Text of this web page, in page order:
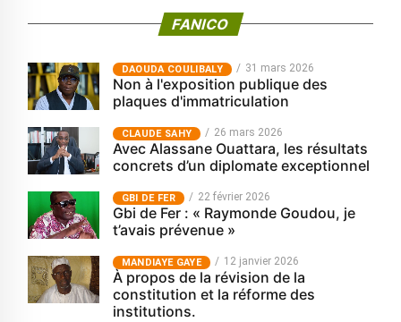
FANICO
‎DAOUDA COULIBALY 31 mars 2026
Non à l'exposition publique des
plaques d'immatriculation
CLAUDE SAHY 26 mars 2026
Avec Alassane Ouattara, les résultats
concrets d’un diplomate exceptionnel
GBI DE FER 22 février 2026
Gbi de Fer : « Raymonde Goudou, je
t’avais prévenue »
MANDIAYE GAYE 12 janvier 2026
À propos de la révision de la
constitution et la réforme des
institutions.